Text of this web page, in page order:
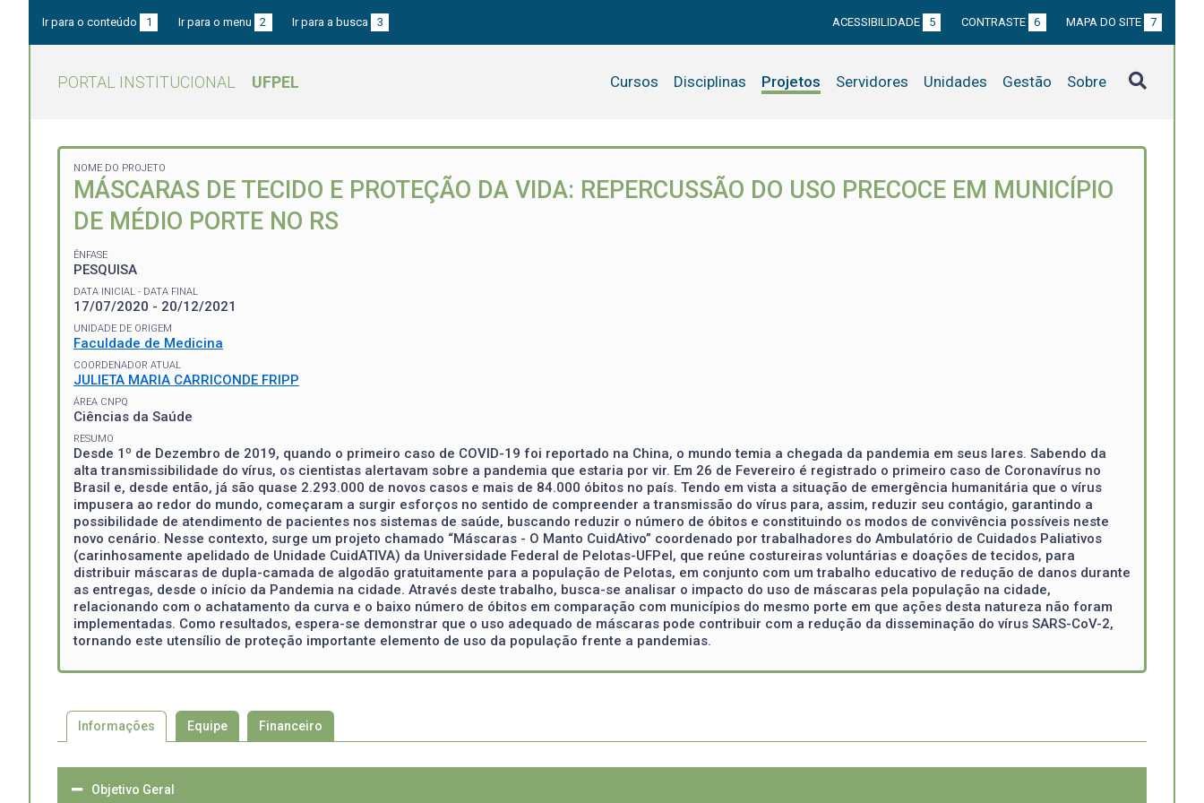
Ir para o conteúdo 1 Ir para o menu 2 Ir para a busca 3 ACESSIBILIDADE 5 CONTRASTE 6 MAPA DO SITE 7
PORTAL INSTITUCIONAL UFPEL Cursos Disciplinas Projetos Servidores Unidades Gestão Sobre
NOME DO PROJETO
MÁSCARAS DE TECIDO E PROTEÇÃO DA VIDA: REPERCUSSÃO DO USO PRECOCE EM MUNICÍPIO
DE MÉDIO PORTE NO RS
ÊNFASE
PESQUISA
DATA INICIAL - DATA FINAL
17/07/2020 - 20/12/2021
UNIDADE DE ORIGEM
Faculdade de Medicina
COORDENADOR ATUAL
JULIETA MARIA CARRICONDE FRIPP
ÁREA CNPQ
Ciências da Saúde
RESUMO
Desde 1º de Dezembro de 2019, quando o primeiro caso de COVID-19 foi reportado na China, o mundo temia a chegada da pandemia em seus lares. Sabendo da
alta transmissibilidade do vírus, os cientistas alertavam sobre a pandemia que estaria por vir. Em 26 de Fevereiro é registrado o primeiro caso de Coronavírus no
Brasil e, desde então, já são quase 2.293.000 de novos casos e mais de 84.000 óbitos no país. Tendo em vista a situação de emergência humanitária que o vírus
impusera ao redor do mundo, começaram a surgir esforços no sentido de compreender a transmissão do vírus para, assim, reduzir seu contágio, garantindo a
possibilidade de atendimento de pacientes nos sistemas de saúde, buscando reduzir o número de óbitos e constituindo os modos de convivência possíveis neste
novo cenário. Nesse contexto, surge um projeto chamado “Máscaras - O Manto CuidAtivo” coordenado por trabalhadores do Ambulatório de Cuidados Paliativos
(carinhosamente apelidado de Unidade CuidATIVA) da Universidade Federal de Pelotas-UFPel, que reúne costureiras voluntárias e doações de tecidos, para
distribuir máscaras de dupla-camada de algodão gratuitamente para a população de Pelotas, em conjunto com um trabalho educativo de redução de danos durante
as entregas, desde o início da Pandemia na cidade. Através deste trabalho, busca-se analisar o impacto do uso de máscaras pela população na cidade,
relacionando com o achatamento da curva e o baixo número de óbitos em comparação com municípios do mesmo porte em que ações desta natureza não foram
implementadas. Como resultados, espera-se demonstrar que o uso adequado de máscaras pode contribuir com a redução da disseminação do vírus SARS-CoV-2,
tornando este utensílio de proteção importante elemento de uso da população frente a pandemias.
Informações Equipe Financeiro
Objetivo Geral